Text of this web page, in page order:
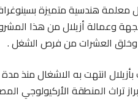
معلمة هندسية متميزة
وعمالة أزيلال من هذا
وخلق العشرات من فرص الشغل .
انتهت به الاشغال منذ
المنطقة الأركيولوجي المصنف من